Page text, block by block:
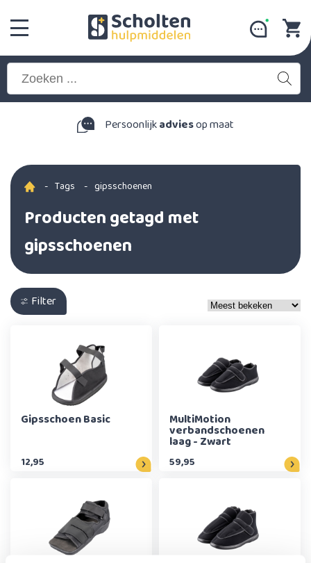
Persoonlijkadviesop maat
- Tags - gipsschoenen
Producten getagd met
gipsschoenen
Filter
Gipsschoen Basic
12,95
MultiMotion
verbandschoenen
laag - Zwart
59,95